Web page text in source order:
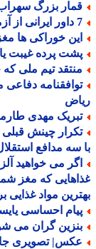
بزرگ سهراب با
خوراکی ها مغز
پرده غیبت یاغی
تیم ملی که
دفاعی
مهدی طارمی
چینش قبلی
سه مدافع استقلال
می خواهید
که مغز شما را
مواد غذایی
احساسی
گران می شود؟
تصویری جالب و